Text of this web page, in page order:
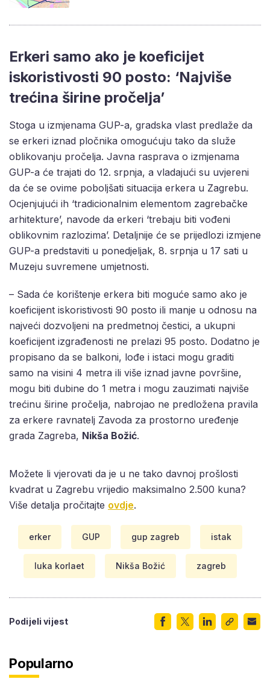
Erkeri samo ako je koeficijet
iskoristivosti 90 posto: ‘Najviše
trećina širine pročelja’
Stoga u izmjenama GUP-a, gradska vlast predlaže da
se erkeri iznad pločnika omogućuju tako da služe
oblikovanju pročelja. Javna rasprava o izmjenama
GUP-a će trajati do 12. srpnja, a vladajući su uvjereni
da će se ovime poboljšati situacija erkera u Zagrebu.
Ocjenjujući ih ‘tradicionalnim elementom zagrebačke
arhitekture’, navode da erkeri ‘trebaju biti vođeni
oblikovnim razlozima’. Detaljnije će se prijedlozi izmjene
GUP-a predstaviti u ponedjeljak, 8. srpnja u 17 sati u
Muzeju suvremene umjetnosti.
– Sada će korištenje erkera biti moguće samo ako je
koeficijent iskoristivosti 90 posto ili manje u odnosu na
najveći dozvoljeni na predmetnoj čestici, a ukupni
koeficijent izgrađenosti ne prelazi 95 posto. Dodatno je
propisano da se balkoni, lođe i istaci mogu graditi
samo na visini 4 metra ili više iznad javne površine,
mogu biti dubine do 1 metra i mogu zauzimati najviše
trećinu širine pročelja, nabrojao ne predložena pravila
za erkere ravnatelj Zavoda za prostorno uređenje
grada Zagreba, Nikša Božić.
Možete li vjerovati da je u ne tako davnoj prošlosti
kvadrat u Zagrebu vrijedio maksimalno 2.500 kuna?
Više detalja pročitajte ovdje.
erker GUP gup zagreb istak
luka korlaet Nikša Božić zagreb
Podijeli vijest
Popularno